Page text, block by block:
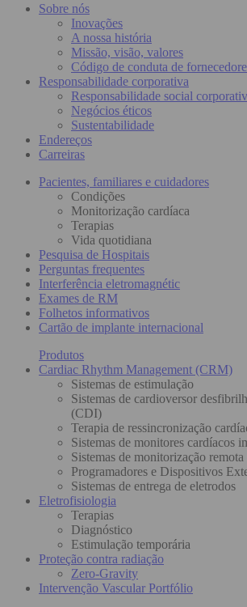
Sobre nós
Inovações
A nossa história
Missão, visão, valores
Código de conduta de
Responsabilidade corporativa
Responsabilidade social
Negócios éticos
Sustentabilidade
Endereços
Carreiras
Pacientes, familiares e cuidadores
Condições
Monitorização cardíaca
Terapias
Vida quotidiana
Pesquisa de Hospitais
Perguntas frequentes
Interferência eletromagnétic
Exames de RM
Folhetos informativos
Cartão de implante internacional
Produtos
Cardiac Rhythm Management (CRM)
Sistemas de estimulação
Sistemas de cardioversor
(CDI)
Terapia de ressincronização
Sistemas de monitores cardíacos
Sistemas de monitorização remota
Programadores e Dispositivos
Sistemas de entrega de eletrodos
Eletrofisiologia
Terapias
Diagnóstico
Estimulação temporária
Proteção contra radiação
Zero-Gravity
Intervenção Vascular Portfólio